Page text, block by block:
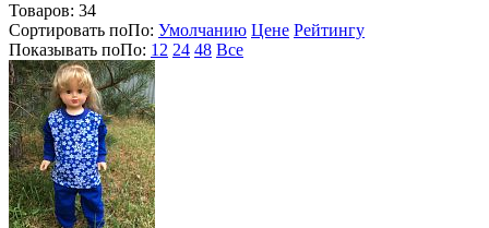
Товаров: 34
Сортировать поПо: Умолчанию Цене Рейтингу
Показывать поПо: 12 24 48 Все